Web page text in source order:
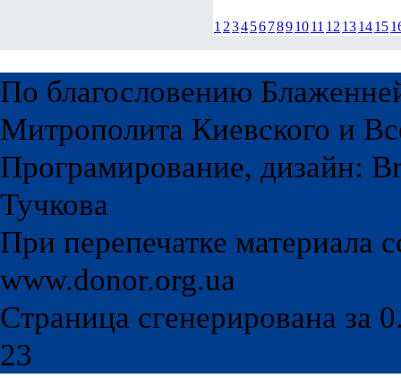
1 234567891011 12 131415
По благословению
Митрополита Киевского и
Програмирование, дизайн:
Тучкова
При перепечатке материала
www.donor.org.ua
Страница сгенерирована за
23